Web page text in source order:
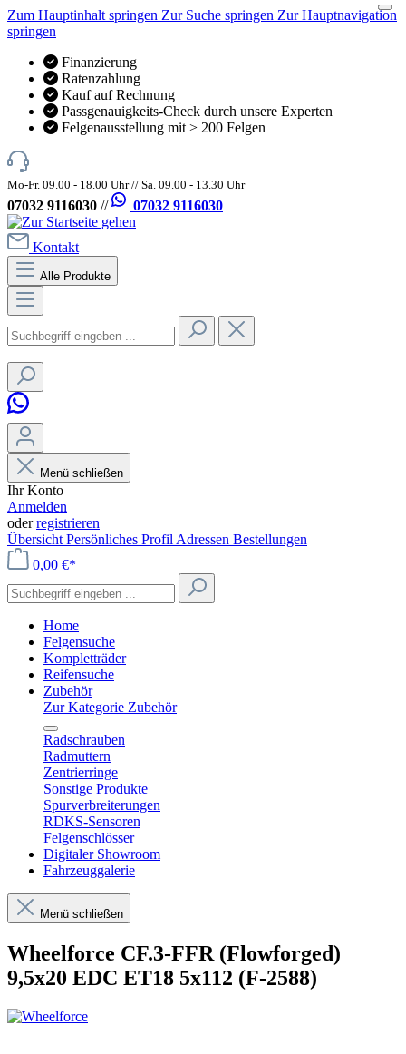
Zum Hauptinhalt springen Zur Suche springen Zur Hauptnavigation
springen
Finanzierung
Ratenzahlung
Kauf auf Rechnung
Passgenauigkeits-Check durch unsere Experten
Felgenausstellung mit > 200 Felgen
Mo-Fr. 09.00 - 18.00 Uhr // Sa. 09.00 - 13.30 Uhr
07032 9116030 // 07032 9116030
Kontakt
Alle Produkte
Menü schließen
Ihr Konto
Anmelden
oderregistrieren
Übersicht Persönliches Profil Adressen Bestellungen
0,00 €*
Home
Felgensuche
Kompletträder
Reifensuche
Zubehör
Zur Kategorie Zubehör
Radschrauben
Radmuttern
Zentrierringe
Sonstige Produkte
Spurverbreiterungen
RDKS-Sensoren
Felgenschlösser
Digitaler Showroom
Fahrzeuggalerie
Menü schließen
Wheelforce CF.3-FFR (Flowforged)
9,5x20 EDC ET18 5x112 (F-2588)